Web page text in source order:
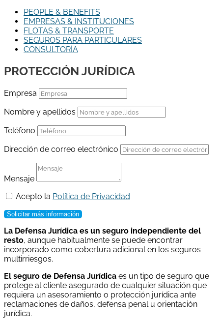
PEOPLE & BENEFITS
EMPRESAS & INSTITUCIONES
FLOTAS & TRANSPORTE
SEGUROS PARA PARTICULARES
CONSULTORÍA
PROTECCIÓN JURÍDICA
Empresa
Nombre y apellidos
Teléfono
Dirección de correo electrónico
Mensaje
Acepto la Política de Privacidad
Solicitar más información
La Defensa Jurídica es un seguro independiente del
resto, aunque habitualmente se puede encontrar
incorporado como cobertura adicional en los seguros
multirriesgos.
El seguro de Defensa Jurídica es un tipo de seguro que
protege al cliente asegurado de cualquier situación que
requiera un asesoramiento o protección jurídica ante
reclamaciones de daños, defensa penal u orientación
jurídica.